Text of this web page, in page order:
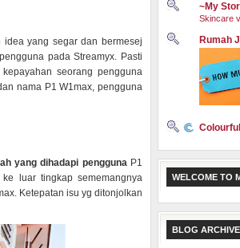
idea yang segar dan bermesej
pada Streamyx. Pasti
seorang pengguna
nama P1 W1max, pengguna
yang dihadapi penggunaP1
luar tingkap sememangnya
Ketepatan isu yg ditonjolkan
~My
Skincare
Rumah
WELCOME TO
BLOG ARCHIVE